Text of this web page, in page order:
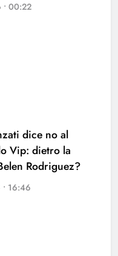
00:22
dice no al
Vip: dietro la
Rodriguez?
16:46